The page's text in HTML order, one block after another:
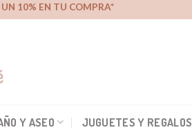
10% EN TU COMPRA*
Y ASEO JUGUETES Y REGALOS